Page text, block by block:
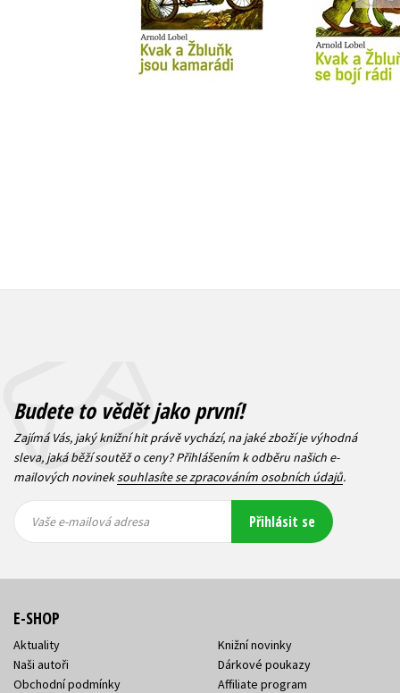
Do
Budete to vědět jako první!
Zajímá Vás, jaký knižní hit právě vychází, na jaké zboží je výhodná
sleva, jaká běží soutěž o ceny? Přihlášením k odběru našich e-
mailových novineksouhlasíte se zpracováním osobních údajů.
mailová
mailová
Vaše e-mailová adresa Přihlásit se
E-SHOP
Aktuality
Naši autoři
Obchodní podmínky
Knižní novinky
Dárkové poukazy
Affiliate program